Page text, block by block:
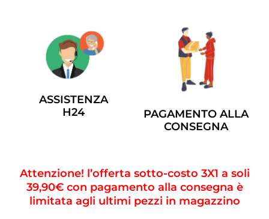
ASSISTENZA
H24
PAGAMENTO ALLA
CONSEGNA
Attenzione! l’offerta sotto-costo 3X1 a soli
39,90€ con pagamento alla consegna è
limitata agli ultimi pezzi in magazzino